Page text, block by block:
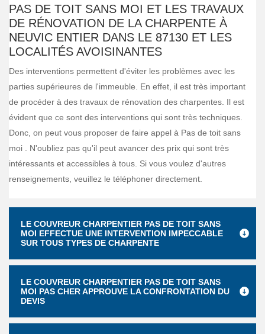
PAS DE TOIT SANS MOI ET LES TRAVAUX
DE RÉNOVATION DE LA CHARPENTE À
NEUVIC ENTIER DANS LE 87130 ET LES
LOCALITÉS AVOISINANTES
Des interventions permettent d'éviter les problèmes avec les
parties supérieures de l'immeuble. En effet, il est très important
de procéder à des travaux de rénovation des charpentes. Il est
évident que ce sont des interventions qui sont très techniques.
Donc, on peut vous proposer de faire appel à Pas de toit sans
moi . N'oubliez pas qu'il peut avancer des prix qui sont très
intéressants et accessibles à tous. Si vous voulez d'autres
renseignements, veuillez le téléphoner directement.
LE COUVREUR CHARPENTIER PAS DE TOIT SANS
MOI EFFECTUE UNE INTERVENTION IMPECCABLE
SUR TOUS TYPES DE CHARPENTE
LE COUVREUR CHARPENTIER PAS DE TOIT SANS
MOI PAS CHER APPROUVE LA CONFRONTATION DU
DEVIS